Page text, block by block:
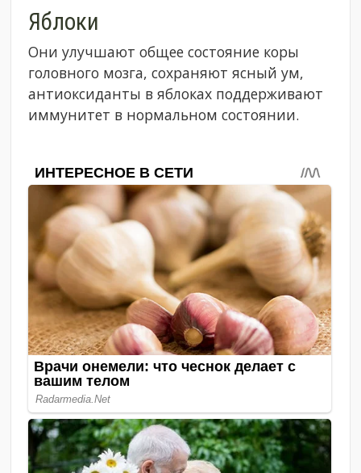
Яблоки
Они улучшают общее состояние коры
головного мозга, сохраняют ясный ум,
антиоксиданты в яблоках поддерживают
иммунитет в нормальном состоянии.